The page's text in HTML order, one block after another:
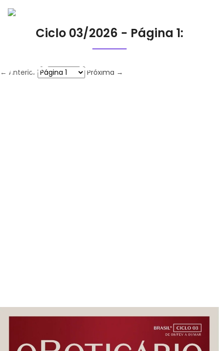
Ciclo 03/2026 - Página 1:
← Anterior Próxima →